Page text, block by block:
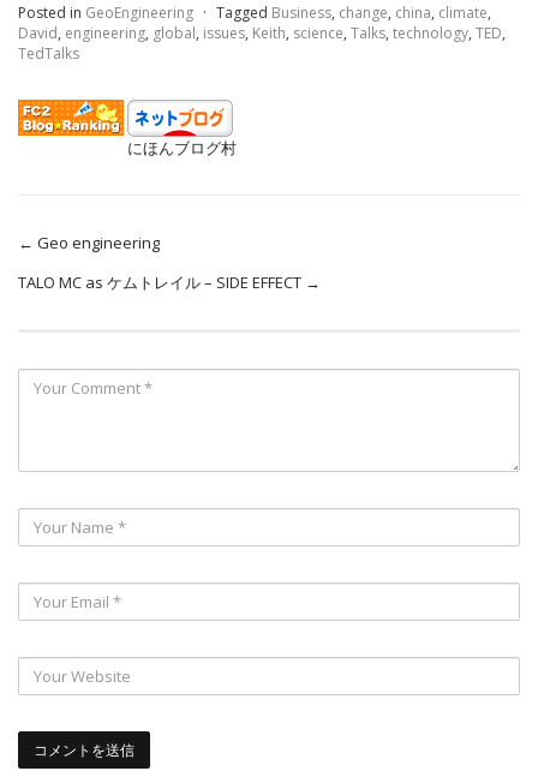
Posted in GeoEngineering · Tagged Business, change, china, climate,
David, engineering, global, issues, Keith, science, Talks, technology, TED,
TedTalks
にほんブログ村
← Geo engineering
TALO MC as ケムトレイル – SIDE EFFECT →